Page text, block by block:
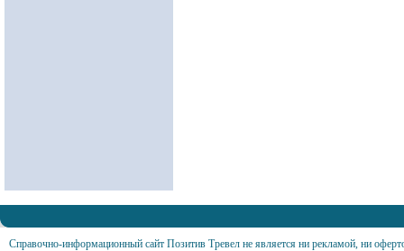
Справочно-информационный сайт Позитив Тревел не является ни рекламой, ни